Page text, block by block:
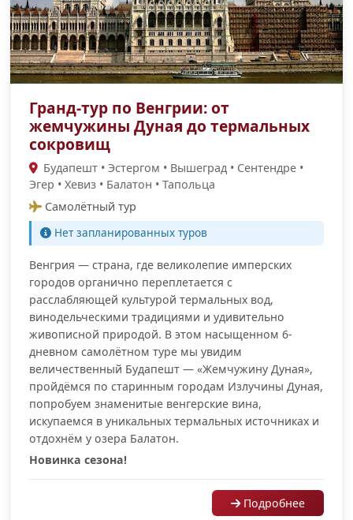
Гранд-тур по Венгрии: от
жемчужины Дуная до термальных
сокровищ
Будапешт • Эстергом • Вышеград • Сентендре •
Эгер • Хевиз • Балатон • Тапольца
Самолётный тур
Нет запланированных туров
Венгрия — страна, где великолепие имперских
городов органично переплетается с
расслабляющей культурой термальных вод,
винодельческими традициями и удивительно
живописной природой. В этом насыщенном 6-
дневном самолётном туре мы увидим
величественный Будапешт — «Жемчужину Дуная»,
пройдёмся по старинным городам Излучины Дуная,
попробуем знаменитые венгерские вина,
искупаемся в уникальных термальных источниках и
отдохнём у озера Балатон.
Новинка сезона!
Подробнее